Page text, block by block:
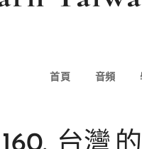
首頁 音頻